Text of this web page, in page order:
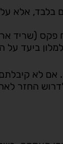
בלבד, אלא
(שריד
ביעד על
אם לא
החזר